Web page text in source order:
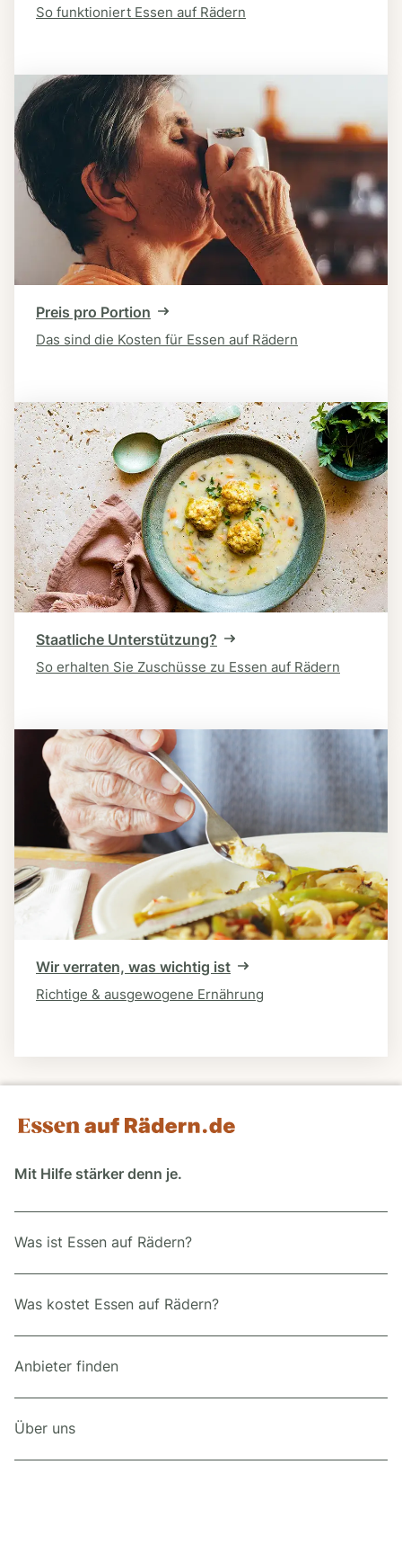
So funktioniert Essen auf Rädern
Preis pro Portion
Das sind die Kosten für Essen auf Rädern
Staatliche Unterstützung?
So erhalten Sie Zuschüsse zu Essen auf Rädern
Wir verraten, was wichtig ist
Richtige & ausgewogene Ernährung
Mit Hilfe stärker denn je.
Was ist Essen auf Rädern?
Was kostet Essen auf Rädern?
Anbieter finden
Über uns